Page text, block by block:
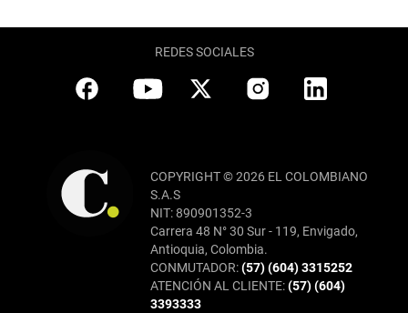
REDES SOCIALES
COPYRIGHT © 2026 EL COLOMBIANO
S.A.S
NIT: 890901352-3
Carrera 48 N° 30 Sur - 119, Envigado,
Antioquia, Colombia.
CONMUTADOR:(57) (604) 3315252
ATENCIÓN AL CLIENTE:(57) (604)
3393333